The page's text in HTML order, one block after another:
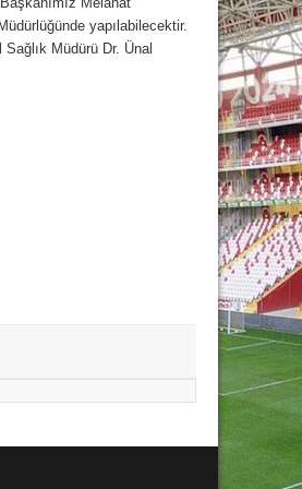
yapılabilecektir.
Müdürü Dr. Ünal